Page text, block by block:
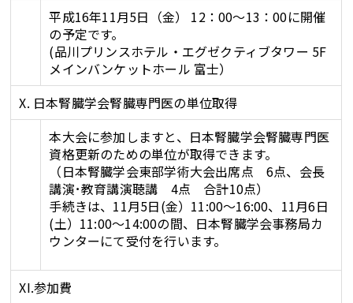
平成16年11月5日（金） 12：00～13：00に開催
の予定です。
(品川プリンスホテル・エグゼクティブタワー 5F
メインバンケットホール 富士）
X. 日本腎臓学会腎臓専門医の単位取得
本大会に参加しますと、日本腎臓学会腎臓専門医
資格更新のための単位が取得できます。
（日本腎臓学会東部学術大会出席点 6点、会長
講演･教育講演聴講 4点 合計10点）
手続きは、11月5日(金）11:00～16:00、11月6日
(土）11:00～14:00の間、日本腎臓学会事務局カ
ウンターにて受付を行います。
XI.参加費